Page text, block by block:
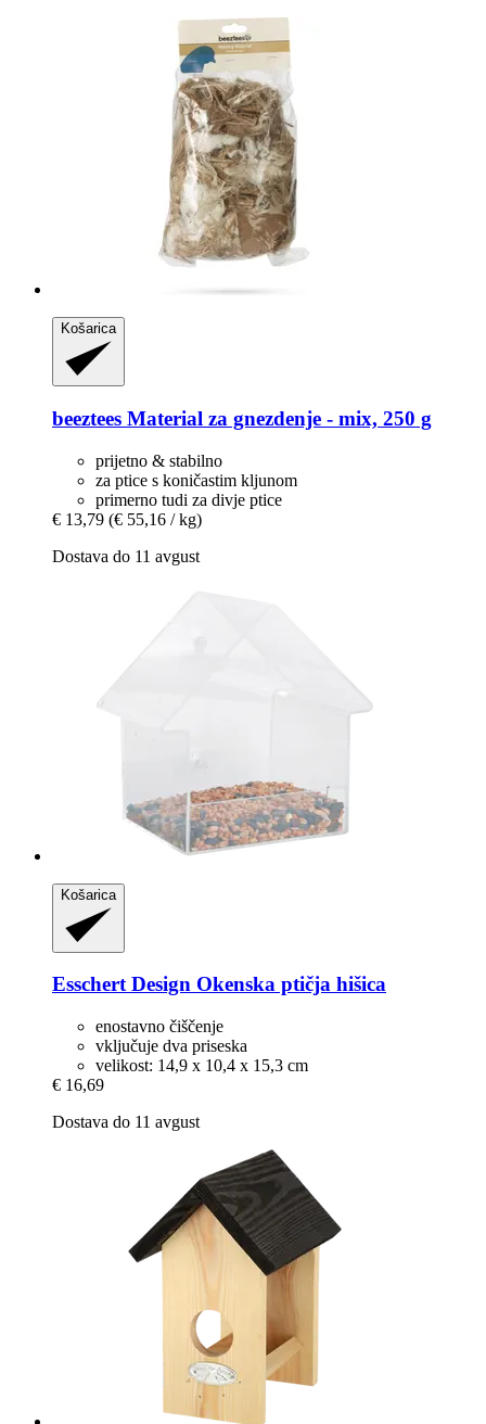
Košarica
beeztees Material za gnezdenje -​ mix, 250 g
prijetno & stabilno
za ptice s koničastim kljunom
primerno tudi za divje ptice
€ 13,79 (€ 55,16 / kg)
Dostava do 11 avgust
Košarica
Esschert Design Okenska ptičja hišica
enostavno čiščenje
vključuje dva priseska
velikost: 14,9 x 10,4 x 15,3 cm
€ 16,69
Dostava do 11 avgust